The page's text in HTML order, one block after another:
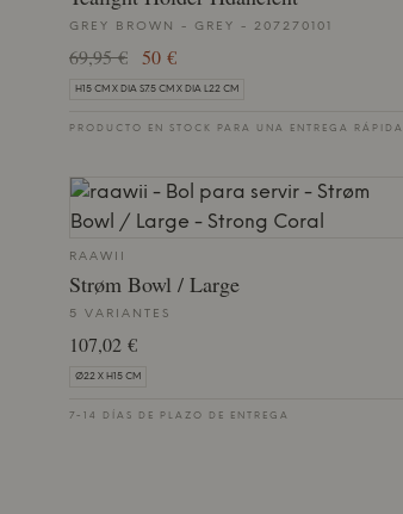
GREY BROWN - GREY - 207270101
69,95 € 50 €
H15 CM X DIA S7.5 CM X DIA L22 CM
PRODUCTO EN STOCK PARA UNA ENTREGA RÁPIDA
RAAWII
Strøm Bowl / Large
5 VARIANTES
107,02 €
Ø22 X H15 CM
7-14 DÍAS DE PLAZO DE ENTREGA